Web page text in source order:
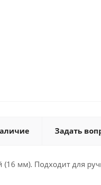
Задать
(16 мм). Подходит для